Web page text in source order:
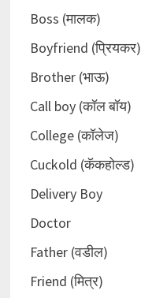
Boss (मालक)
Boyfriend (प्रियकर)
Brother (भाऊ)
Call boy (कॉल बॉय)
College (कॉलेज)
Cuckold (कॅकहोल्ड)
Delivery Boy
Doctor
Father (वडील)
Friend (मित्र)